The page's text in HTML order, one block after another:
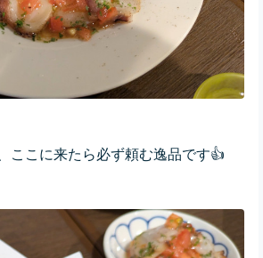
ここに来たら必ず頼む逸品です👍